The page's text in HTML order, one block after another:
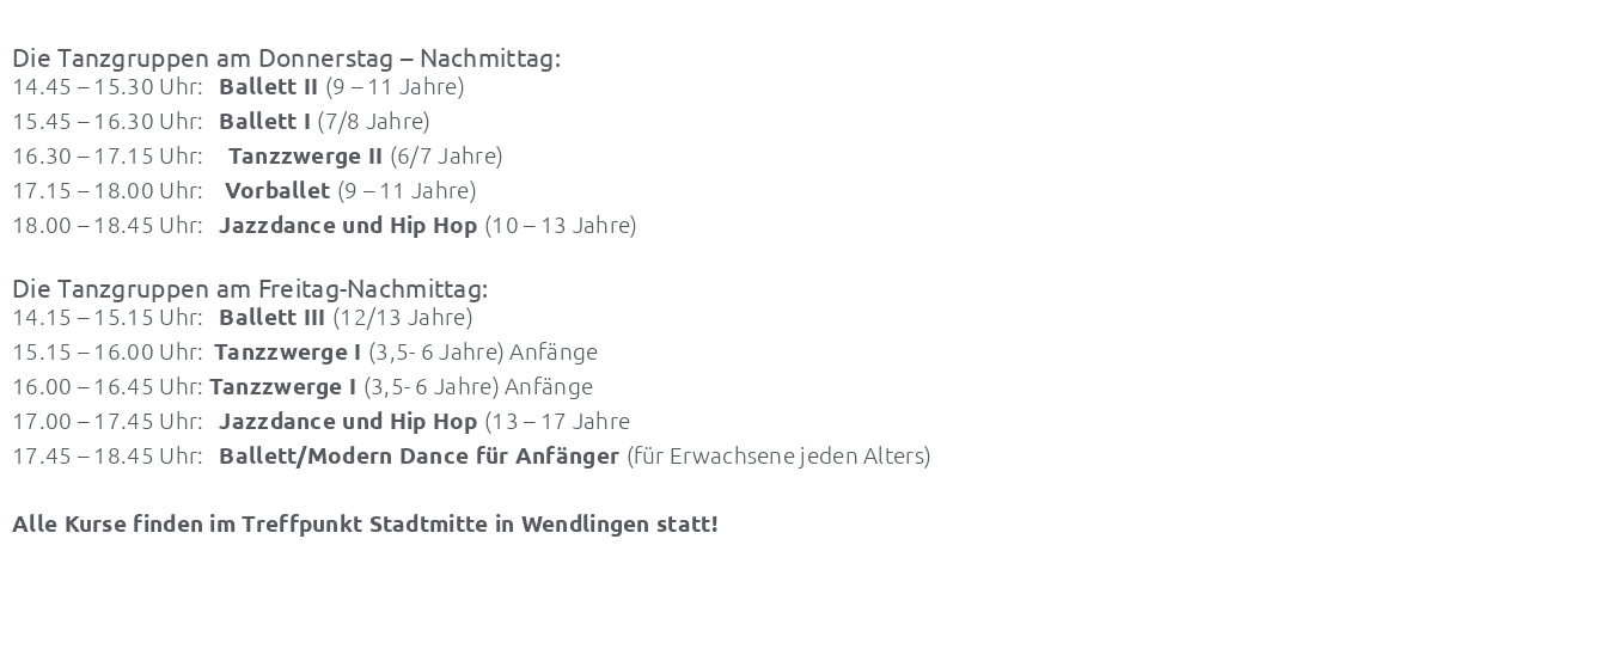
Die Tanzgruppen am Donnerstag – Nachmittag:
14.45 – 15.30 Uhr: Ballett II (9 – 11 Jahre)
15.45 – 16.30 Uhr: Ballett I (7/8 Jahre)
16.30 – 17.15 Uhr:
Tanzzwerge II (6/7 Jahre)
17.15 – 18.00 Uhr: Vorballet (9 – 11 Jahre)
18.00 – 18.45 Uhr:Jazzdance und Hip Hop (10 – 13 Jahre)
Die Tanzgruppen am Freitag-Nachmittag:
14.15 – 15.15 Uhr: Ballett III (12/13 Jahre)
15.15 – 16.00 Uhr: Tanzzwerge I (3,5- 6 Jahre) Anfänge
16.00 – 16.45 Uhr: Tanzzwerge I (3,5- 6 Jahre) Anfänge
17.00 – 17.45 Uhr:Jazzdance und Hip Hop (13 – 17 Jahre
17.45 – 18.45 Uhr: Ballett/Modern Dance für Anfänger (für Erwachsene jeden Alters)
Alle Kurse finden im Treffpunkt Stadtmitte in Wendlingen statt!